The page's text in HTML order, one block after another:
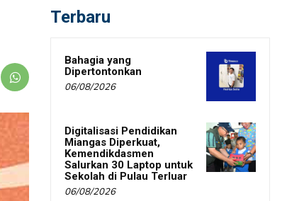
Terbaru
Bahagia yang
Dipertontonkan
06/08/2026
Digitalisasi Pendidikan
Miangas Diperkuat,
Kemendikdasmen
Salurkan 30 Laptop untuk
Sekolah di Pulau Terluar
06/08/2026